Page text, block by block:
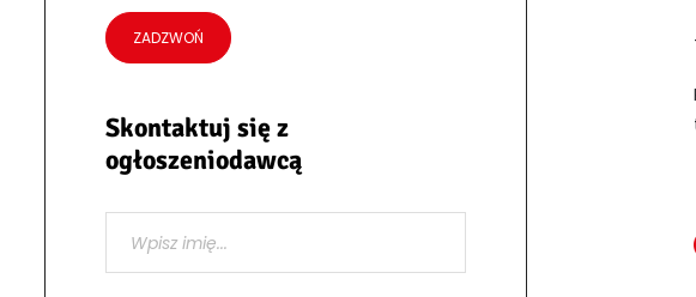
ZADZWOŃ
Skontaktuj się z
ogłoszeniodawcą